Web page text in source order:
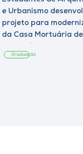
e Urbanismo
projeto para
da Casa Mortuária de
Graduação